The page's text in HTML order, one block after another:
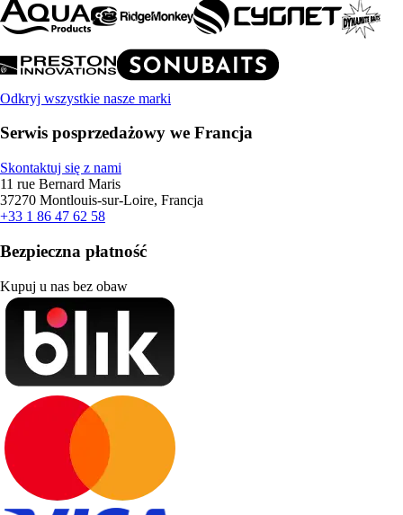
Odkryj wszystkie nasze marki
Serwis posprzedażowy we Francja
Skontaktuj się z nami
11 rue Bernard Maris
37270 Montlouis-sur-Loire, Francja
+33 1 86 47 62 58
Bezpieczna płatność
Kupuj u nas bez obaw